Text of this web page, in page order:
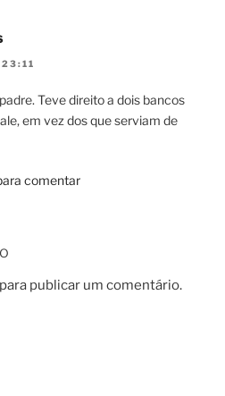
Teve direito a dois bancos
em vez dos que serviam de
comentar
para publicar um comentário.